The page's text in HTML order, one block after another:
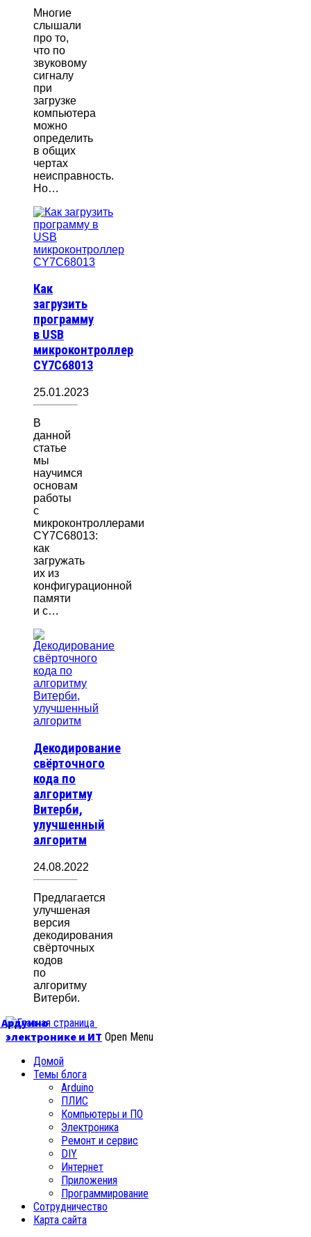
Многие
слышали
про то,
что по
звуковому
сигналу
при
загрузке
компьютера
можно
определить
в общих
чертах
неисправность.
Но…
Как
загрузить
программу
в USB
микроконтроллер
CY7C68013
25.01.2023
В
данной
статье
мы
научимся
основам
работы
с
микроконтроллерами
CY7C68013:
как
загружать
их из
конфигурационной
памяти
и с…
Декодирование
свёрточного
кода по
алгоритму
Витерби,
улучшенный
алгоритм
24.08.2022
Предлагается
улучшеная
версия
декодирования
свёрточных
кодов
по
алгоритму
Витерби.
Ардуино
электронике и ИТ Open Menu
Домой
Темы блога
Arduino
ПЛИС
Компьютеры и ПО
Электроника
Ремонт и сервис
DIY
Интернет
Приложения
Программирование
Сотрудничество
Карта сайта